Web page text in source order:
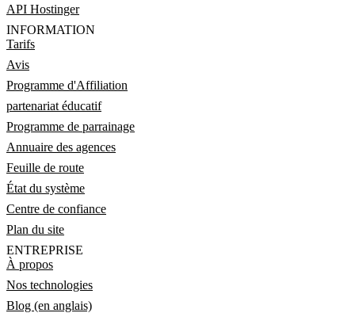
API Hostinger
INFORMATION
Tarifs
Avis
Programme d'Affiliation
partenariat éducatif
Programme de parrainage
Annuaire des agences
Feuille de route
État du système
Centre de confiance
Plan du site
ENTREPRISE
À propos
Nos technologies
Blog (en anglais)